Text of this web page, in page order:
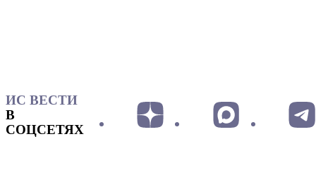
ИС ВЕСТИ
В
СОЦСЕТЯХ